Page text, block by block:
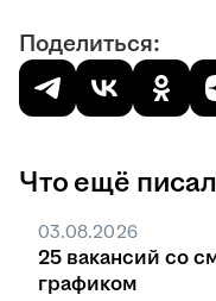
Поделиться:
Что ещё
03.08.2026
25 вакансий со
графиком